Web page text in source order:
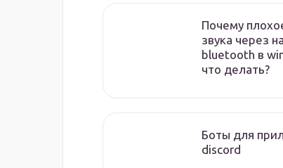
Почему
звука через
bluetooth в
что делать?
Боты для
discord